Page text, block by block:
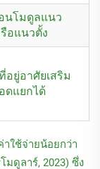
นโมดูลแนว
อแนวตั้ง
อยู่อาศัยเสริม
ดแยกได้
ใช้จ่ายน้อยกว่า
มดูลาร์, 2023) ซึ่ง